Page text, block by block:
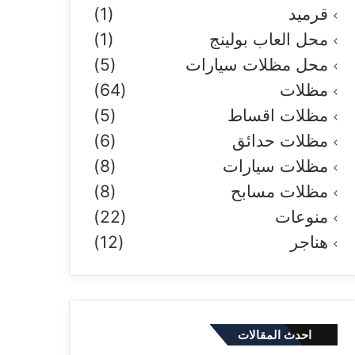
قرميد
(1)
محل العاب بولينج
(1)
محل مظلات سيارات
(5)
مظلات
(64)
مظلات اقساط
(5)
مظلات حدائق
(6)
مظلات سيارات
(8)
مظلات مسابح
(8)
منوعات
(22)
هناجر
(12)
احدث المقالات